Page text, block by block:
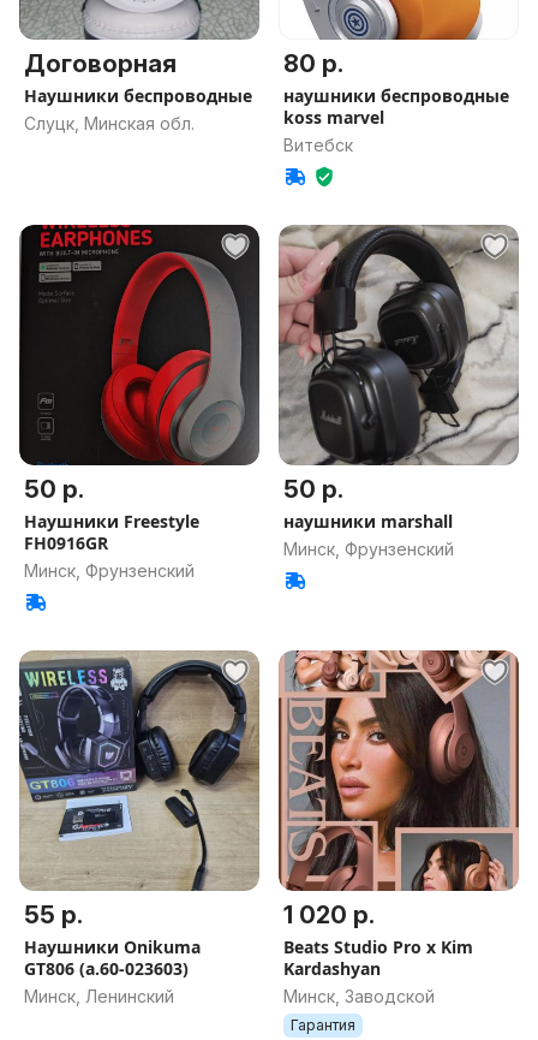
Договорная
Наушники беспроводные
Слуцк, Минская обл.
80 р.
наушники беспроводные
koss marvel
Витебск
50 р.
Наушники Freestyle
FH0916GR
Минск, Фрунзенский
50 р.
наушники marshall
Минск, Фрунзенский
55 р.
Наушники Onikuma
GT806 (а.60-023603)
Минск, Ленинский
1 020 р.
Beats Studio Pro x Kim
Kardashyan
Минск, Заводской
Гарантия